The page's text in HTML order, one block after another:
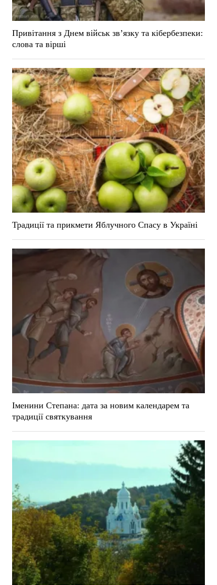
Привітання з Днем військ зв’язку та кібербезпеки:
слова та вірші
Традиції та прикмети Яблучного Спасу в Україні
Іменини Степана: дата за новим календарем та
традиції святкування